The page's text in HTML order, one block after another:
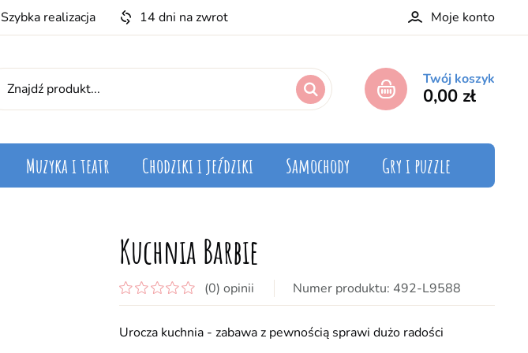
Szybka realizacja 14 dni na zwrot Moje konto
Twój koszyk
0,00 zł
Muzyka i teatr Chodziki i jeździki Samochody Gry i puzzle
Kuchnia Barbie
(0) opinii 492-L9588
Urocza kuchnia - zabawa z pewnością sprawi dużo radości